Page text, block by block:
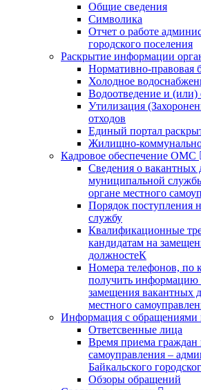
Общие сведения
Символика
Отчет о работе
городского поселения
Раскрытие информации
Нормативно-правовая
Холодное
Водоотведение и (или)
Утилизация
отходов
Единый портал
Жилищно-
Кадровое обеспечение ОМС
Сведения о вакантных
муниципальной
органе местного
Порядок поступления
службу
Квалификационные
кандидатам на
должностеК
Номера телефонов, по
получить информацию
замещения вакантных
местного
Информация с обращениями
Ответсвенные лица
Время приема граждан
самоуправления –
Байкальского
Обзоры обращений